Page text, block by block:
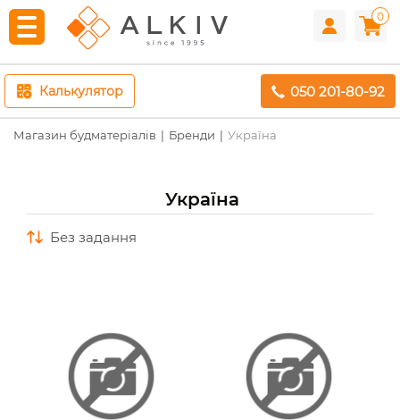
0
Калькулятор 050 201-80-92
Магазин будматеріалів Бренди Україна
Україна
без задання